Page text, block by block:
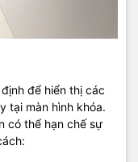
để hiển thị các
tại màn hình khóa.
có thể hạn chế sự